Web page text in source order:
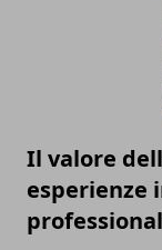
Il valore
esperienze